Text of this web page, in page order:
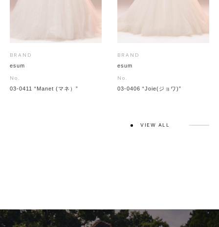
BRAND
esum
No.
03-0411 “Manet (マネ）”
BRAND
esum
No.
03-0406 “Joie(ジョワ)”
VIEW ALL